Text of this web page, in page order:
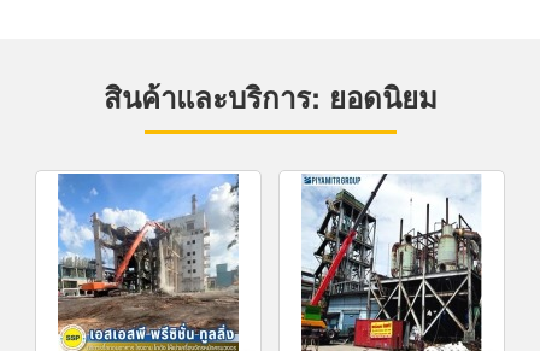
สินค้าและบริการ: ยอดนิยม